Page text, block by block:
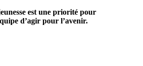
est une priorité pour
d’agir pour l’avenir.